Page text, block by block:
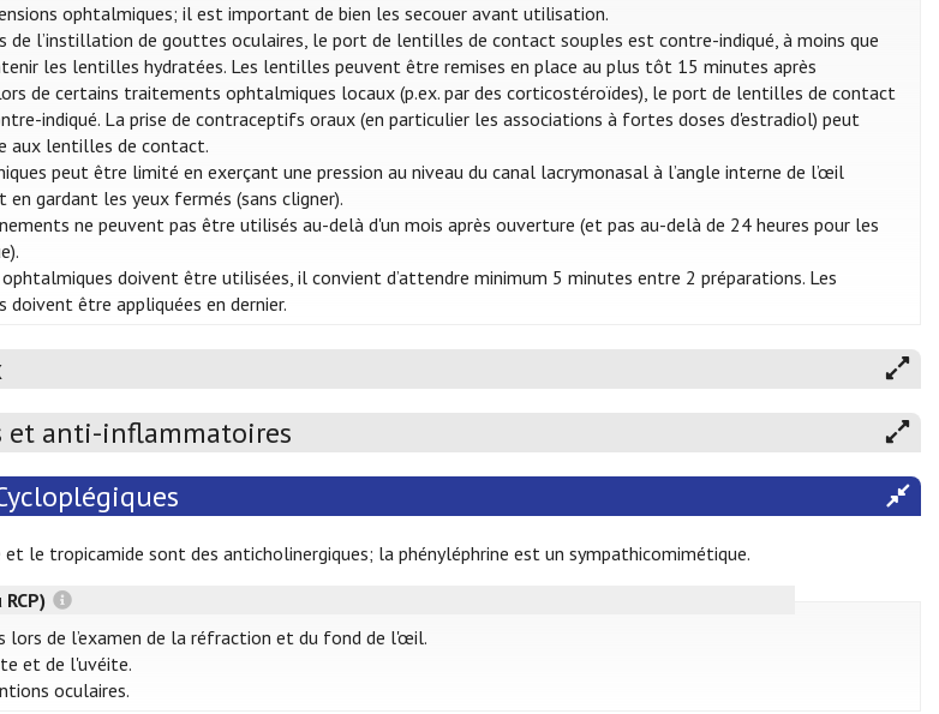
ophtalmiques; il est important de bien les secouer avant utilisation.
l’instillation de gouttes oculaires, le port de lentilles de contact souples est contre-indiqué, à moins que
les lentilles hydratées. Les lentilles peuvent être remises en place au plus tôt 15 minutes après
de certains traitements ophtalmiques locaux (p.ex. par des corticostéroïdes), le port de lentilles de contact
indiqué. La prise de contraceptifs oraux (en particulier les associations à fortes doses d'estradiol) peut
aux lentilles de contact.
peut être limité en exerçant une pression au niveau du canal lacrymonasal à l’angle interne de l’œil
gardant les yeux fermés (sans cligner).
ne peuvent pas être utilisés au-delà d'un mois après ouverture (et pas au-delà de 24 heures pour les
doivent être utilisées, il convient d’attendre minimum 5 minutes entre 2 préparations. Les
doivent être appliquées en dernier.
et anti-inflammatoires
le tropicamide sont des anticholinergiques; la phényléphrine est un sympathicomimétique.
lors de l’examen de la réfraction et du fond de l'œil.
et de l'uvéite.
oculaires.